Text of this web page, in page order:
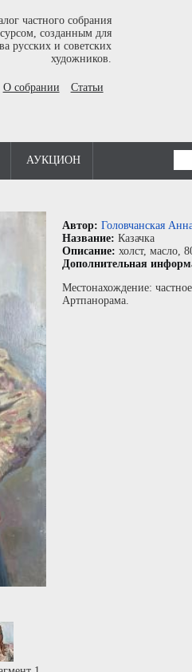
частного собрания
созданным для
русских и советских
художников.
О собрании Статьи
АУКЦИОН
Автор: Головчанская
Название: Казачка
Описание: холст, масло,
Дополнительная
Местонахождение:
Артпанорама.